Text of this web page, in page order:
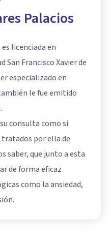
Palacios
es licenciada en
San Francisco Xavier de
especializado en
le fue emitido
consulta como si
por ella de
saber, que junto a esta
de forma eficaz
como la ansiedad,